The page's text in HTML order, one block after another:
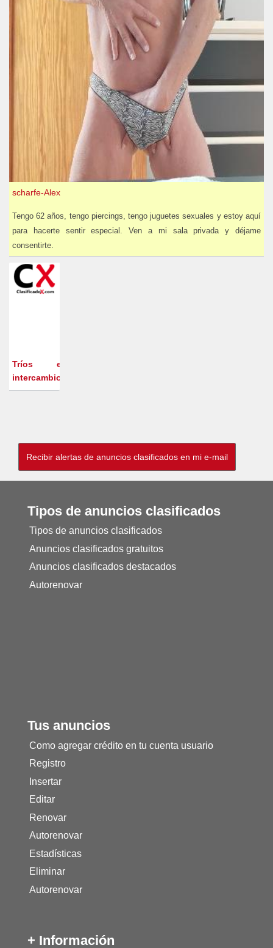
scharfe-Alex
Tengo 62 años, tengo piercings, tengo juguetes sexuales y estoy aquí
para hacerte sentir especial. Ven a mi sala privada y déjame
consentirte.
Tríos e
intercambio
Tipos de anuncios clasificados
Tipos de anuncios clasificados
Anuncios clasificados gratuitos
Anuncios clasificados destacados
Autorenovar
Tus anuncios
Como agregar crédito en tu cuenta usuario
Registro
Insertar
Editar
Renovar
Autorenovar
Estadísticas
Eliminar
Autorenovar
+ Información